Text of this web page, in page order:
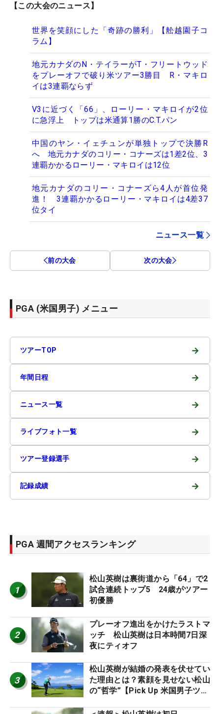
【この大会のニュース】
世界を笑顔にした「奇跡の勝利」【舩越園子コ
ラム】
地元カナダのN・テイラーがT・フリートウッド
をプレーオフで破り米ツアー3勝目 R・マキロ
イは3連覇ならず
V3に近づく「66」、ローリー・マキロイが2位
に急浮上 トップは米通算1勝のC.T.パン
中国のヤン・イェチュンが単独トップで決勝R
へ 地元カナダのコリー・コナーズは1差2位、3
連覇かかるローリー・マキロイは12位
地元カナダのコリー・コナーズら4人が首位発
進！ 3連覇かかるローリー・マキロイは4差37
位タイ
ニュース一覧
前の大会 次の大会
PGA (米国男子) メニュー
ツアーTOP →
年間日程 →
ニュース一覧 →
ライブフォト一覧 →
ツアー登録選手 →
記録成績 →
PGA 週間アクセスランキング
1
松山英樹は裏街道から「64」で2
試合連続トップ5 24歳がツアー
初優勝
2
プレーオフ進出をかけたラストマ
ッチ 松山英樹は日本時間7日深
夜にティオフ
3
松山英樹が結婚の発表を伏せてい
た理由とは？素顔を見せない松山
の“哲学”【Pick Up 米国男子ツア